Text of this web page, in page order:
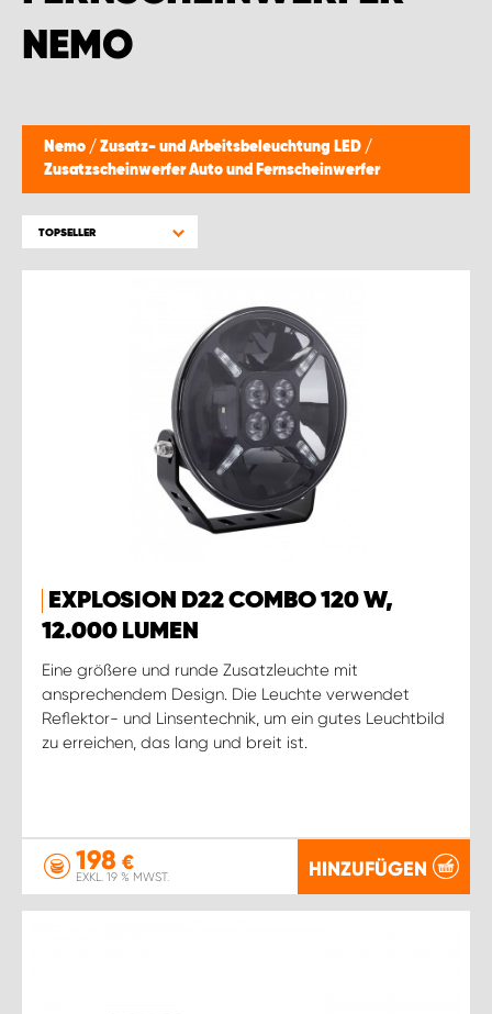
NEMO
Nemo / Zusatz- und Arbeitsbeleuchtung LED /
Zusatzscheinwerfer Auto und Fernscheinwerfer
TOPSELLER
EXPLOSION D22 COMBO 120 W,
12.000 LUMEN
Eine größere und runde Zusatzleuchte mit
ansprechendem Design. Die Leuchte verwendet
Reflektor- und Linsentechnik, um ein gutes Leuchtbild
zu erreichen, das lang und breit ist.
198 €
EXKL. 19 % MWST. HINZUFÜGEN
WORK SYSTEM GERA
WORK SYSTEM LEIPZIG/HALLE
WORK SYSTEM LUDWIGSHAFEN
WORK SYSTEM MAGDEBURG
WORK SYSTEM OSNABRÜCK
WORK SYSTEM RHEINLAND
WORK SYSTEM ROSTOCK